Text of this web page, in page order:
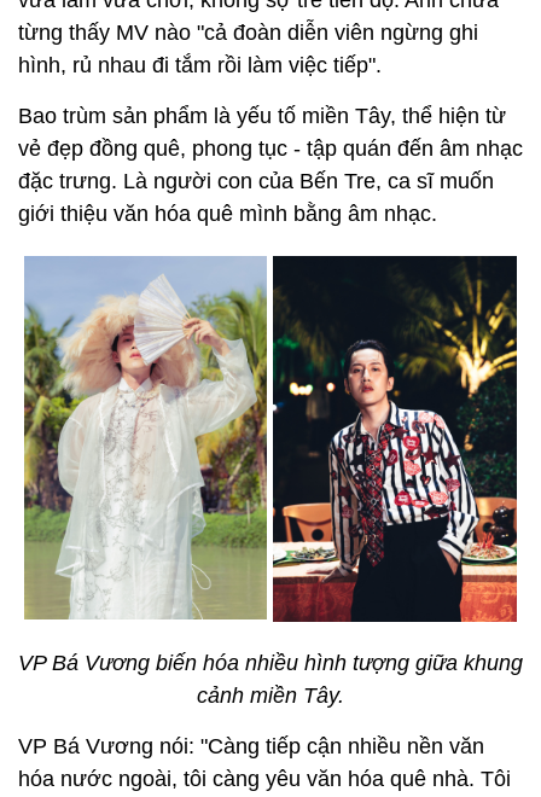
từng thấy MV nào "cả đoàn diễn viên ngừng ghi
hình, rủ nhau đi tắm rồi làm việc tiếp".
Bao trùm sản phẩm là yếu tố miền Tây, thể hiện từ
vẻ đẹp đồng quê, phong tục - tập quán đến âm nhạc
đặc trưng. Là người con của Bến Tre, ca sĩ muốn
giới thiệu văn hóa quê mình bằng âm nhạc.
VP Bá Vương biến hóa nhiều hình tượng giữa khung
cảnh miền Tây.
VP Bá Vương nói: "Càng tiếp cận nhiều nền văn
hóa nước ngoài, tôi càng yêu văn hóa quê nhà. Tôi